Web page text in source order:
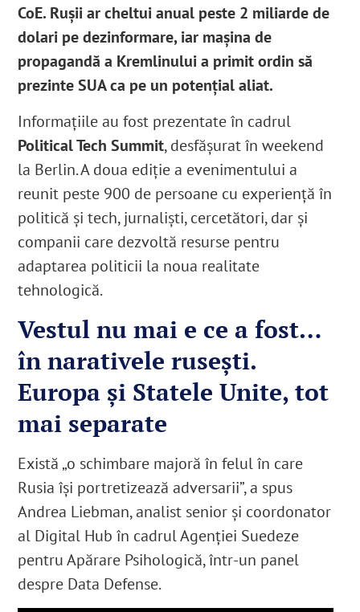
CoE. Ruşii ar cheltui anual peste 2 miliarde de
dolari pe dezinformare, iar maşina de
propagandă a Kremlinului a primit ordin să
prezinte SUA ca pe un potenţial aliat.
Informaţiile au fost prezentate în cadrul
Political Tech Summit, desfășurat în weekend
la Berlin. A doua ediţie a evenimentului a
reunit peste 900 de persoane cu experienţă în
politică şi tech, jurnalişti, cercetători, dar și
companii care dezvoltă resurse pentru
adaptarea politicii la noua realitate
tehnologică.
Vestul nu mai e ce a fost…
în narativele ruseşti.
Europa şi Statele Unite, tot
mai separate
Există „o schimbare majoră în felul în care
Rusia îşi portretizează adversarii”, a spus
Andrea Liebman, analist senior și coordonator
al Digital Hub în cadrul Agenției Suedeze
pentru Apărare Psihologică, într-un panel
despre Data Defense.